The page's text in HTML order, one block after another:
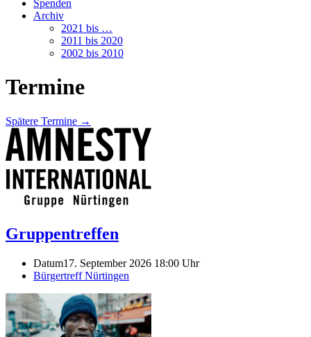
Spenden
Archiv
2021 bis …
2011 bis 2020
2002 bis 2010
Termine
Spätere Termine →
Gruppentreffen
Datum17. September 2026 18:00 Uhr
Bürgertreff Nürtingen